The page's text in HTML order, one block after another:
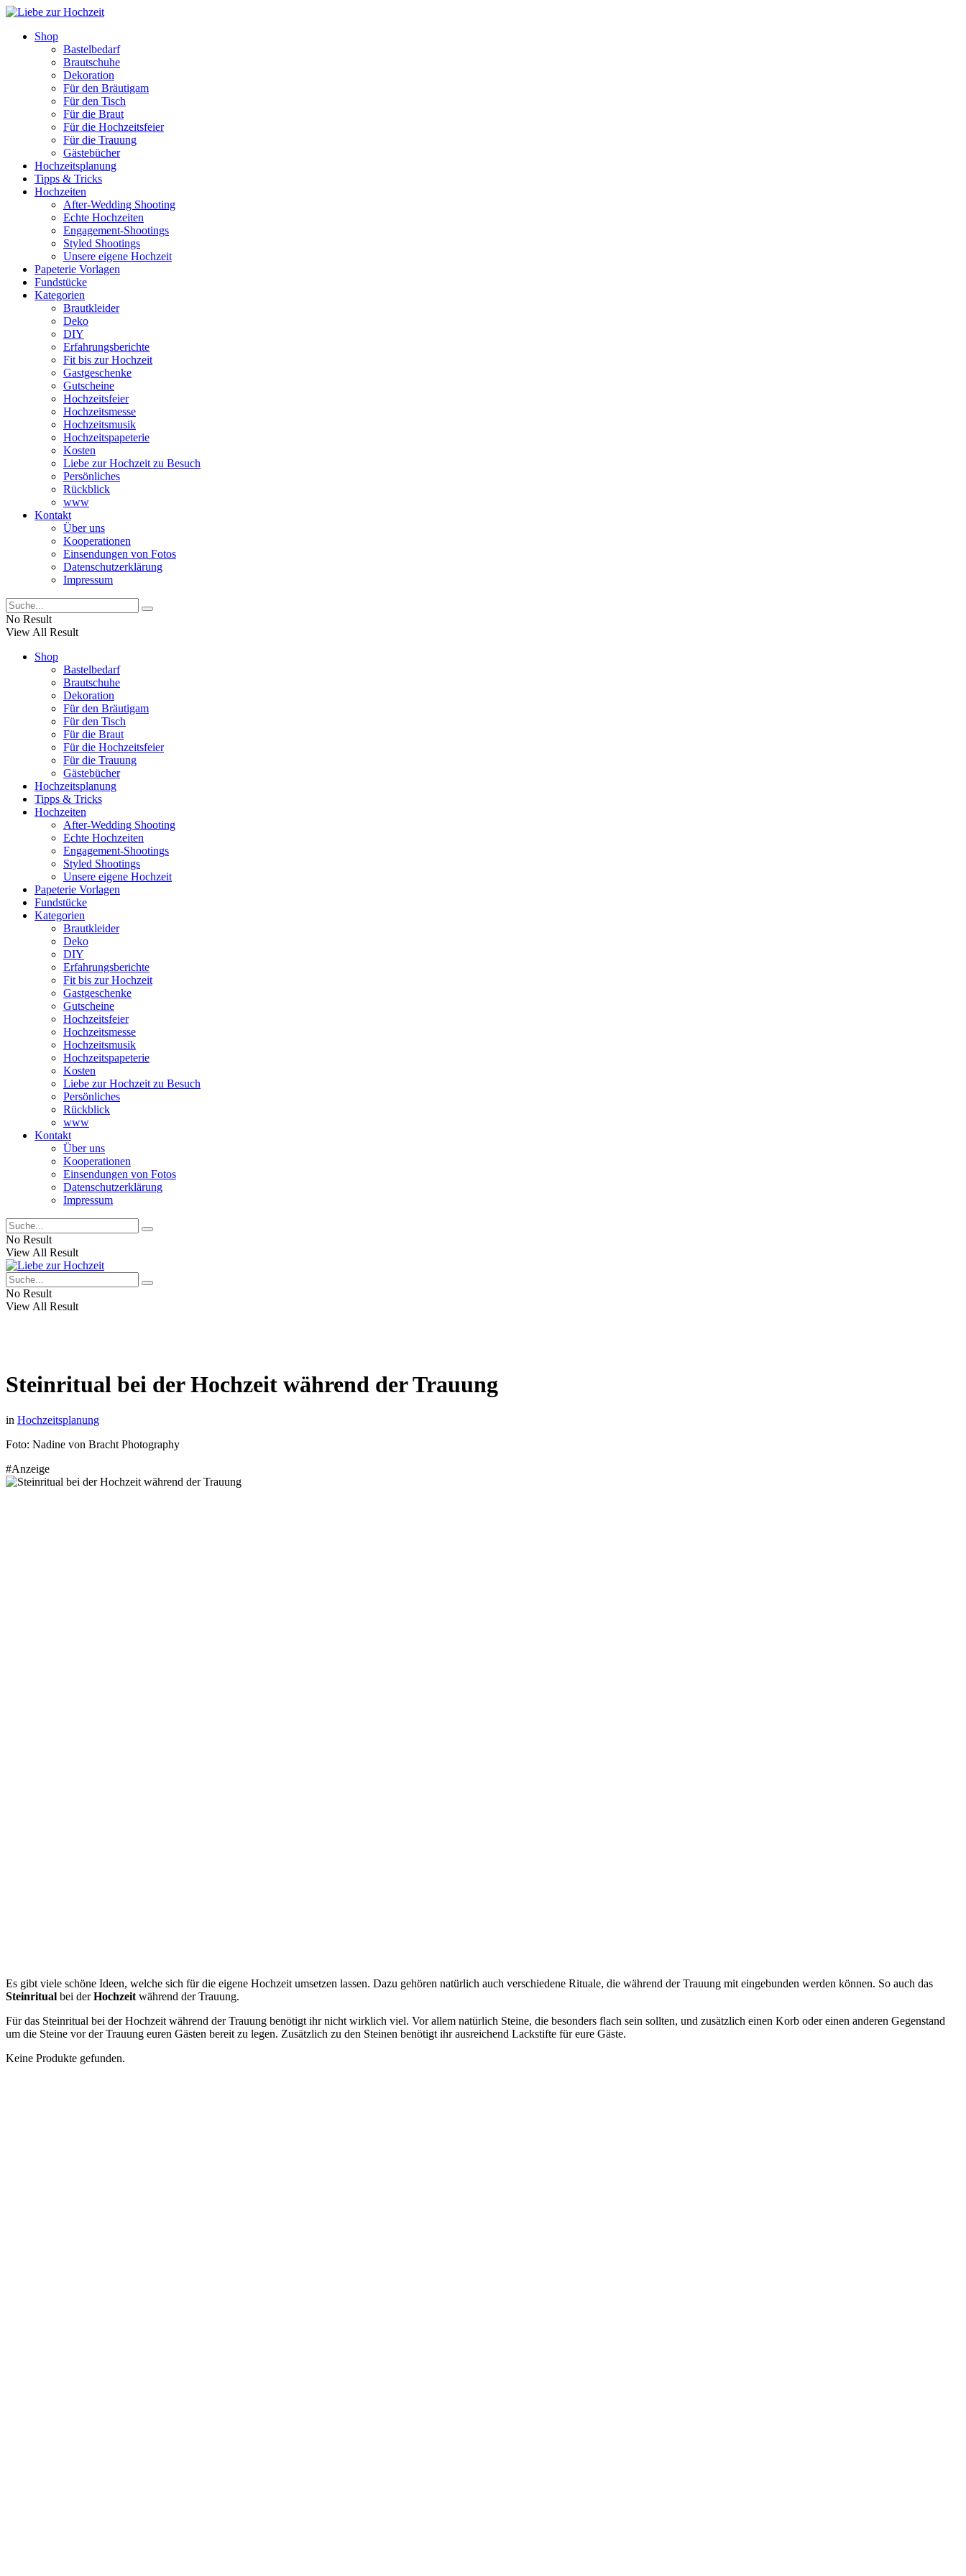
Shop
Bastelbedarf
Brautschuhe
Dekoration
Für den Bräutigam
Für den Tisch
Für die Braut
Für die Hochzeitsfeier
Für die Trauung
Gästebücher
Hochzeitsplanung
Tipps & Tricks
Hochzeiten
After-Wedding Shooting
Echte Hochzeiten
Engagement-Shootings
Styled Shootings
Unsere eigene Hochzeit
Papeterie Vorlagen
Fundstücke
Kategorien
Brautkleider
Deko
DIY
Erfahrungsberichte
Fit bis zur Hochzeit
Gastgeschenke
Gutscheine
Hochzeitsfeier
Hochzeitsmesse
Hochzeitsmusik
Hochzeitspapeterie
Kosten
Liebe zur Hochzeit zu Besuch
Persönliches
Rückblick
www
Kontakt
Über uns
Kooperationen
Einsendungen von Fotos
Datenschutzerklärung
Impressum
No Result
View All Result
Shop
Bastelbedarf
Brautschuhe
Dekoration
Für den Bräutigam
Für den Tisch
Für die Braut
Für die Hochzeitsfeier
Für die Trauung
Gästebücher
Hochzeitsplanung
Tipps & Tricks
Hochzeiten
After-Wedding Shooting
Echte Hochzeiten
Engagement-Shootings
Styled Shootings
Unsere eigene Hochzeit
Papeterie Vorlagen
Fundstücke
Kategorien
Brautkleider
Deko
DIY
Erfahrungsberichte
Fit bis zur Hochzeit
Gastgeschenke
Gutscheine
Hochzeitsfeier
Hochzeitsmesse
Hochzeitsmusik
Hochzeitspapeterie
Kosten
Liebe zur Hochzeit zu Besuch
Persönliches
Rückblick
www
Kontakt
Über uns
Kooperationen
Einsendungen von Fotos
Datenschutzerklärung
Impressum
No Result
View All Result
No Result
View All Result
Steinritual bei der Hochzeit während der Trauung
in Hochzeitsplanung
Foto: Nadine von Bracht Photography
#Anzeige
Es gibt viele schöne Ideen, welche sich für die eigene Hochzeit umsetzen lassen. Dazu gehören natürlich auch verschiedene Rituale, die während der Trauung mit eingebunden werden können. So auch das
Steinritual bei derHochzeit während der Trauung.
Für das Steinritual bei der Hochzeit während der Trauung benötigt ihr nicht wirklich viel. Vor allem natürlich Steine, die besonders flach sein sollten, und zusätzlich einen Korb oder einen anderen Gegenstand
um die Steine vor der Trauung euren Gästen bereit zu legen. Zusätzlich zu den Steinen benötigt ihr ausreichend Lackstifte für eure Gäste.
Keine Produkte gefunden.